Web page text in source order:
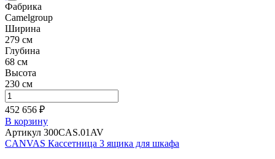
Фабрика
Camelgroup
Ширина
279 см
Глубина
68 см
Высота
230 см
452 656 ₽
В корзину
Артикул 300CAS.01AV
CANVAS Кассетница 3 ящика для шкафа